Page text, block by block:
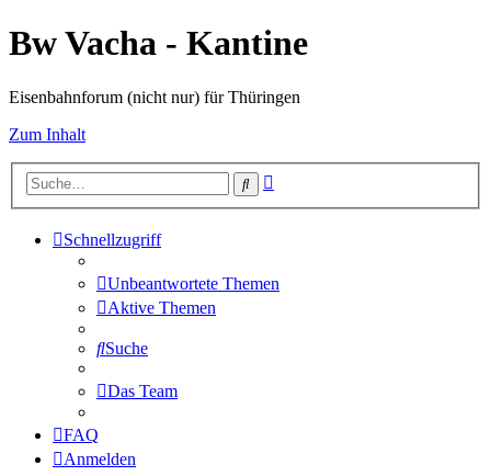
Bw Vacha - Kantine
Eisenbahnforum (nicht nur) für Thüringen
Zum Inhalt
Suche
Schnellzugriff
Unbeantwortete Themen
Aktive Themen
Suche
Das Team
FAQ
Anmelden